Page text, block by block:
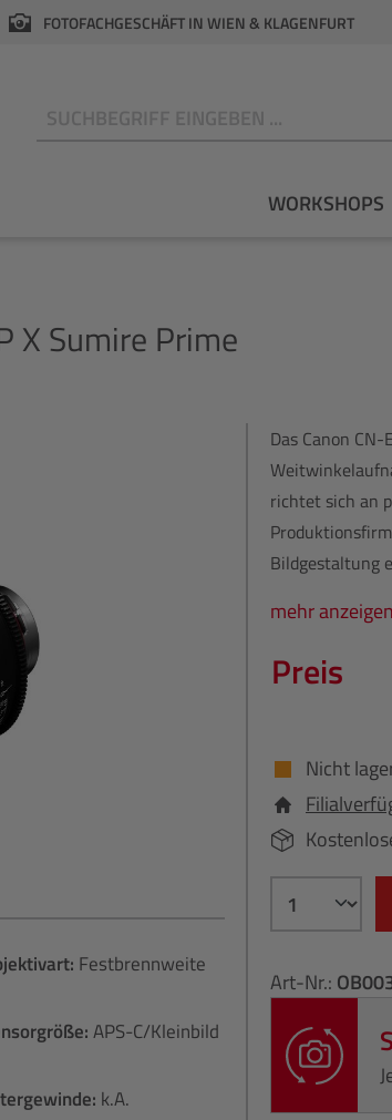
FOTOFACHGESCHÄFT IN WIEN & KLAGENFURT
WORKSHOPS
X Sumire Prime
Festbrennweite
APS-C/​Kleinbild
k.A.
Das Canon
richtet sich an
Bildgestaltung
mehr anzeigen
Preis
Nicht
Art-Nr.: